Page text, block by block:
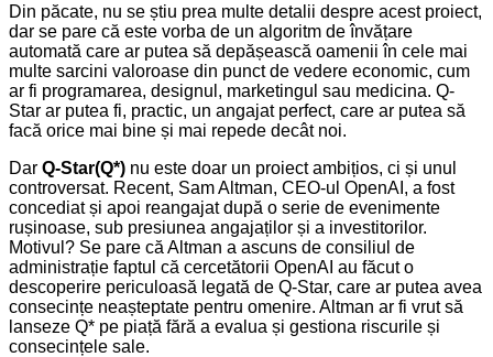
Din păcate, nu se știu prea multe detalii despre acest proiect,
dar se pare că este vorba de un algoritm de învățare
automată care ar putea să depășească oamenii în cele mai
multe sarcini valoroase din punct de vedere economic, cum
ar fi programarea, designul, marketingul sau medicina. Q-
Star ar putea fi, practic, un angajat perfect, care ar putea să
facă orice mai bine și mai repede decât noi.
Dar Q-Star(Q*) nu este doar un proiect ambițios, ci și unul
controversat. Recent, Sam Altman, CEO-ul OpenAI, a fost
concediat și apoi reangajat după o serie de evenimente
rușinoase, sub presiunea angajaților și a investitorilor.
Motivul? Se pare că Altman a ascuns de consiliul de
administrație faptul că cercetătorii OpenAI au făcut o
descoperire periculoasă legată de Q-Star, care ar putea avea
consecințe neașteptate pentru omenire. Altman ar fi vrut să
lanseze Q* pe piață fără a evalua și gestiona riscurile și
consecințele sale.